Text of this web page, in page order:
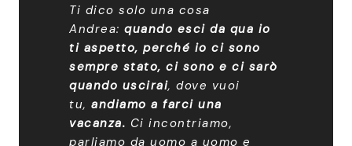
Ti dico solo una cosa
Andrea: quando esci da qua io
ti aspetto, perché io ci sono
sempre stato, ci sono e ci sarò
quando uscirai, dove vuoi
tu, andiamo a farci una
vacanza. Ci incontriamo,
parliamo da uomo a uomo e